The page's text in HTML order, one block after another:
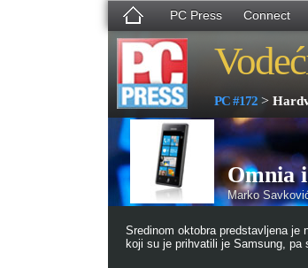
PC Press Connect
PC #172 >
Omnia
Marko
Sredinom oktobra predstavljena je
koji su je prihvatili je Samsung, pa